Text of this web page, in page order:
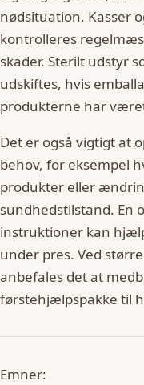
nødsituation. Kasser
kontrolleres
skader. Sterilt udstyr
udskiftes, hvis
produkterne har
Det er også vigtigt at
behov, for eksempel
produkter eller
sundhedstilstand. En
instruktioner kan
under pres. Ved
anbefales det at
førstehjælpspakke til
Emner: